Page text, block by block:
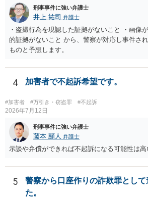
刑事事件に強い弁護士
井上 祐司 弁護士
・盗撮行為を現認した証拠がないこと ・画像
的証拠がないこと から、警察が対応し事件さ
ものと予想します。
4 加害者で不起訴希望です。
#加害者 #万引き・窃盗罪 #不起訴
2026年7月12日
刑事事件に強い弁護士
藤本 顯人 弁護士
示談や弁償ができれば不起訴になる可能性は
5
警察から口座作りの詐欺罪として
た。